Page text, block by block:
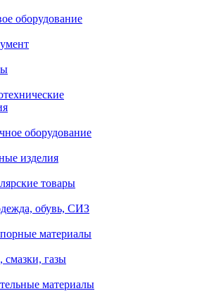
оборудование
оборудование
изделия
товары
обувь, СИЗ
материалы
смазки, газы
материалы